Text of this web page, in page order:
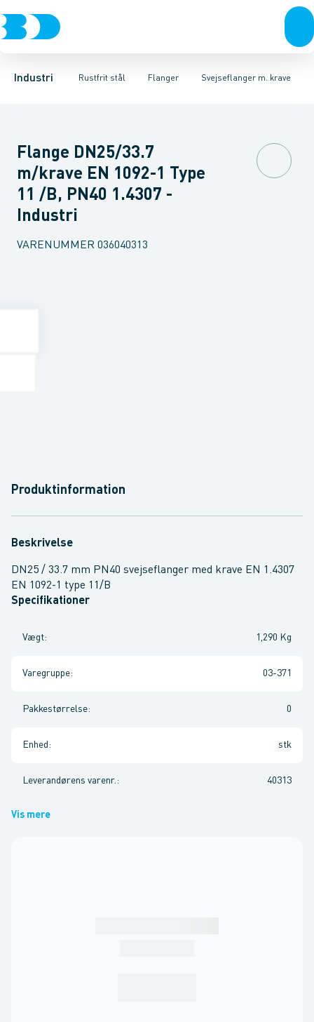
Industri Rustfrit stål
VentilerRustfrit stålSort stålGalvaniseret stålPlastIndustri
Flanger
Svejsefittings ASTM svejsefittingsLevnedsmiddel fittings
Svejseflanger m. krave
Løsflanger Pressede løsflangerSvejseflanger m. krave
Flange DN25/33.7
m/krave EN 1092-1 Type
11 /B, PN40 1.4307 -
Industri
VARENUMMER 036040313
Produktinformation
Beskrivelse
DN25 / 33.7 mm PN40 svejseflanger med krave EN 1.4307
EN 1092-1 type 11/B
Specifikationer
Vægt: 1,290 Kg
Varegruppe: 03-371
Pakkestørrelse: 0
Enhed : stk
Leverandørens varenr. : 40313
Vis mere